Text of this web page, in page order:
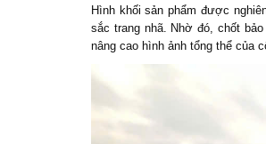
Hình khối sản phẩm được
sắc trang nhã. Nhờ đó, chốt
nâng cao hình ảnh tổng thể của